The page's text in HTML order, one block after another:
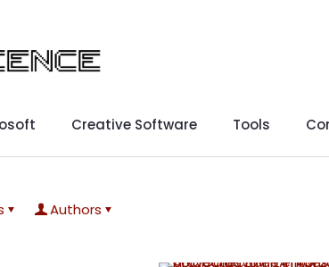
Creative Software Tools
Authors